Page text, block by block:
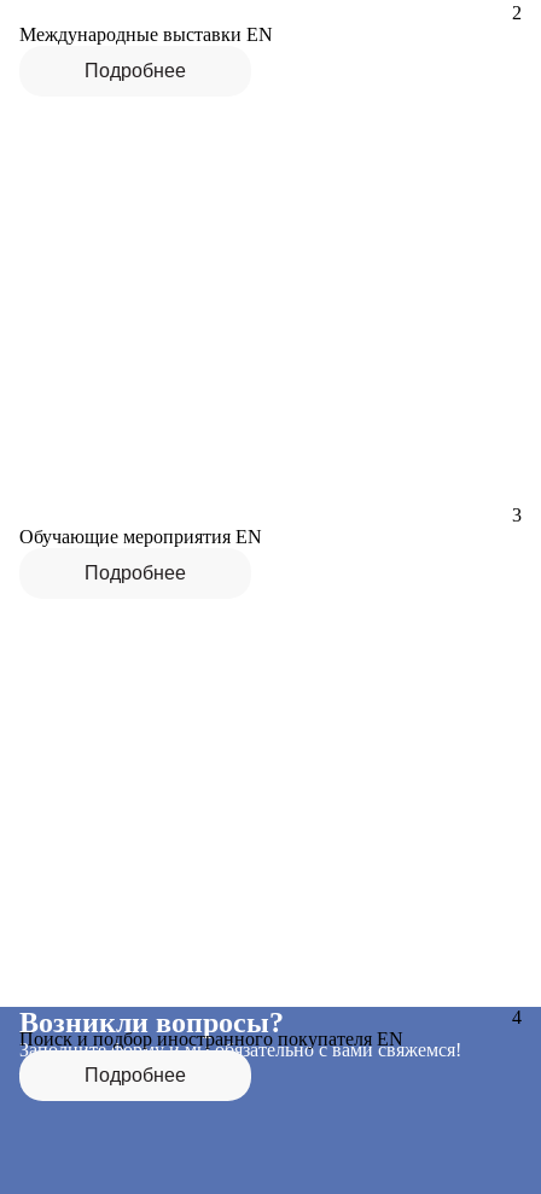
2
Международные выставки EN
Подробнее
3
Обучающие мероприятия EN
Подробнее
4
Поиск и подбор иностранного покупателя EN
Подробнее
Возникли вопросы?
Заполните форму и мы обязательно с вами свяжемся!